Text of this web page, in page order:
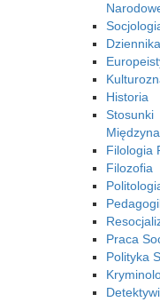
Historia
Stosunki
Filologia
Filozofia
Praca
Polityka